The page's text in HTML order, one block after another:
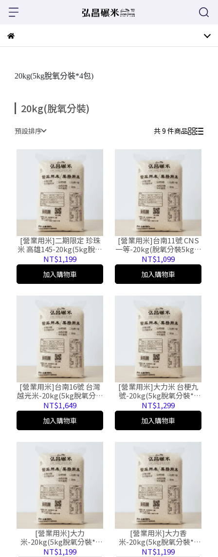
20kg(5kg脫氧分裝*4包)
20kg(脫氧分裝)
預設排序 共 9 件商品
[營業用米]二期限定 珍珠
米 高雄145-20kg(5kg脫氧
分裝*4包，免運，黑貓宅
配)
NT$1,199
加入購物車
[營業用米]台南11號 CNS
一等-20kg(脫氧分裝5kg*4
包，免運，黑貓宅配)
NT$1,099
加入購物車
[營業用米]台南16號 台灣
越光米-20kg(5kg脫氧分裝
*4包，免運，黑貓宅配)
NT$1,649
加入購物車
[營業用米]大力米 台梗九
號-20kg(5kg脫氧分裝*4
包，免運，黑貓宅配)
NT$1,299
加入購物車
[營業用米]大力
米-20kg(5kg脫氧分裝*4
包，免運，黑貓宅配)
NT$1,199
[營業用米]大力香
米-20kg(5kg脫氧分裝*4
包，免運，黑貓宅配)
NT$1,199